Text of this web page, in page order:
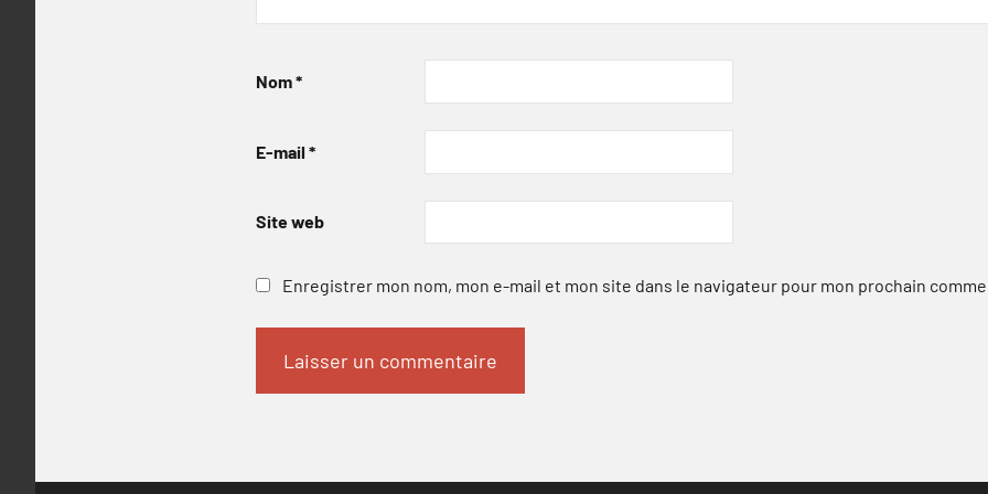
Nom*
E-mail *
Site web
Enregistrer mon nom, mon e-mail et mon site dans le navigateur pour mon prochain